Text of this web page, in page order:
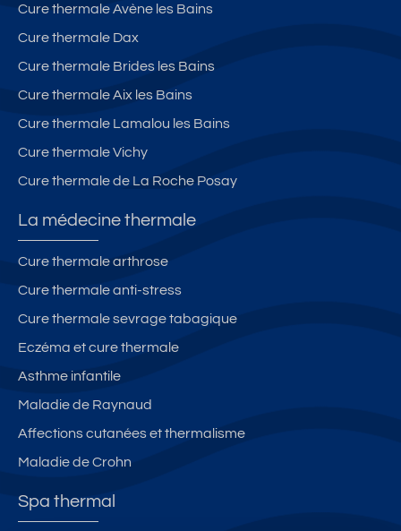
Cure thermale Avène les Bains
Cure thermale Dax
Cure thermale Brides les Bains
Cure thermale Aix les Bains
Cure thermale Lamalou les Bains
Cure thermale Vichy
Cure thermale de La Roche Posay
La médecine thermale
Cure thermale arthrose
Cure thermale anti-stress
Cure thermale sevrage tabagique
Eczéma et cure thermale
Asthme infantile
Maladie de Raynaud
Affections cutanées et thermalisme
Maladie de Crohn
Spa thermal